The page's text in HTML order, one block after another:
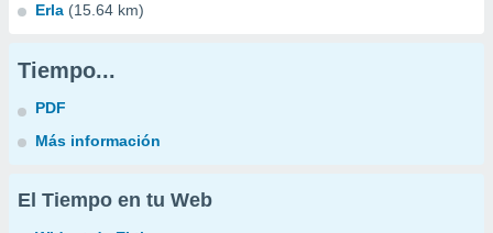
Erla (15.64 km)
Tiempo...
PDF
Más información
El Tiempo en tu Web